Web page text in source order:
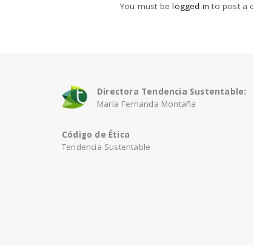
You must belogged in to post a
Directora Tendencia Sustentable:
María Fernanda Montaña
Código de Ética
Tendencia Sustentable